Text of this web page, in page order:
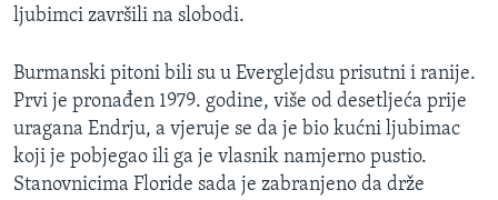
ljubimci završili na slobodi.
Burmanski pitoni bili su u Everglejdsu prisutni i ranije.
Prvi je pronađen 1979. godine, više od desetljeća prije
uragana Endrju, a vjeruje se da je bio kućni ljubimac
koji je pobjegao ili ga je vlasnik namjerno pustio.
Stanovnicima Floride sada je zabranjeno da drže